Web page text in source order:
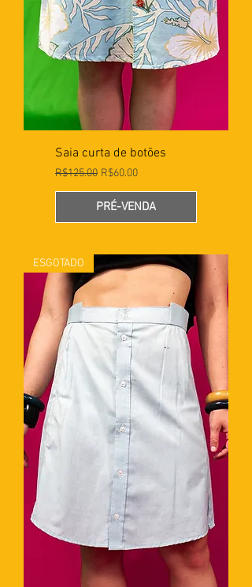
Saia curta de botões
Preço normal
R$125.00 Preço promocional
R$60.00
PRÉ-VENDA
ESGOTADO